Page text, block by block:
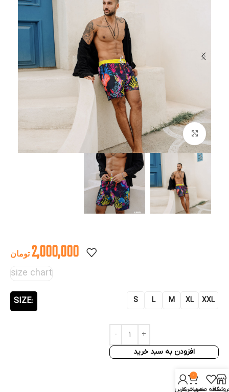
بزرگنمایی تصویر
2,000,000 تومان
size chart
SIZE S L M XL XXL
افزودن به سبد خرید
علاقه مندی
0
سبد خرید
حساب کاربری من